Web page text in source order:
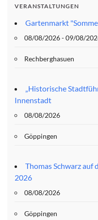
VERANSTALTUNGEN
Gartenmarkt
08/08/2026 - 09/08/
Rechberghasuen
„Historische
Innenstadt
08/08/2026
Göppingen
Thomas Schwarz auf
2026
08/08/2026
Göppingen